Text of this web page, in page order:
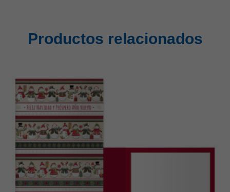
Productos relacionados